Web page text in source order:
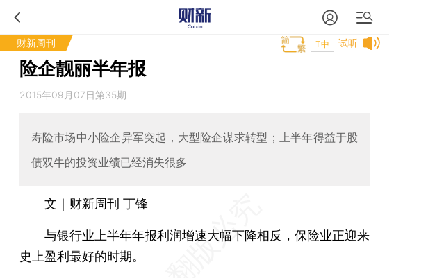
财新周刊 试听
T中
险企靓丽半年报
2015年09月07日第35期
寿险市场中小险企异军突起，大型险企谋求转型；上半年得益于股
债双牛的投资业绩已经消失很多
文｜财新周刊 丁锋
与银行业上半年年报利润增速大幅下降相反，保险业正迎来
史上盈利最好的时期。